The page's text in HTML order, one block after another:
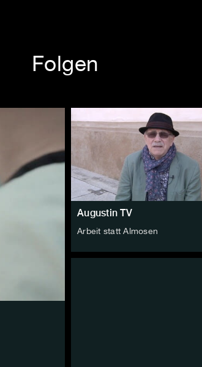
Folgen
Augustin TV
Arbeit statt Almosen